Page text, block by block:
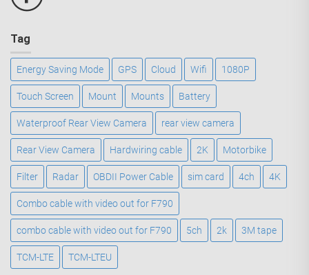
Tag
Energy Saving Mode GPS Cloud Wifi 1080P
Touch Screen Mount Mounts Battery
Waterproof Rear View Camera rear view camera
Rear View Camera Hardwiring cable 2K Motorbike
Filter Radar OBDII Power Cable sim card 4ch 4K
Combo cable with video out for F790
combo cable with video out for F790 5ch 2k 3M tape
TCM-LTE TCM-LTEU